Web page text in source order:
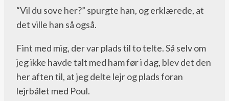
“Vil du sove her?” spurgte han, og erklærede, at
det ville han så også.
Fint med mig, der var plads til to telte. Så selv om
jeg ikke havde talt med ham før i dag, blev det den
her aften til, at jeg delte lejr og plads foran
lejrbålet med Poul.